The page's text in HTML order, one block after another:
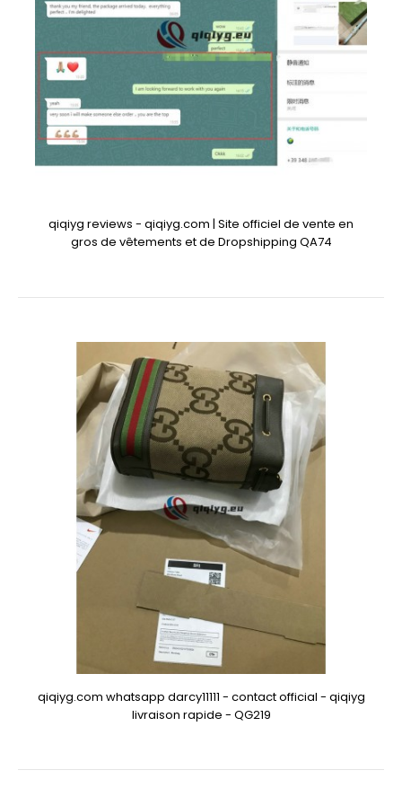
qiqiyg reviews - qiqiyg.com | Site officiel de vente en
gros de vêtements et de Dropshipping QA74
qiqiyg.com whatsapp darcy11111 - contact official - qiqiyg
livraison rapide - QG219